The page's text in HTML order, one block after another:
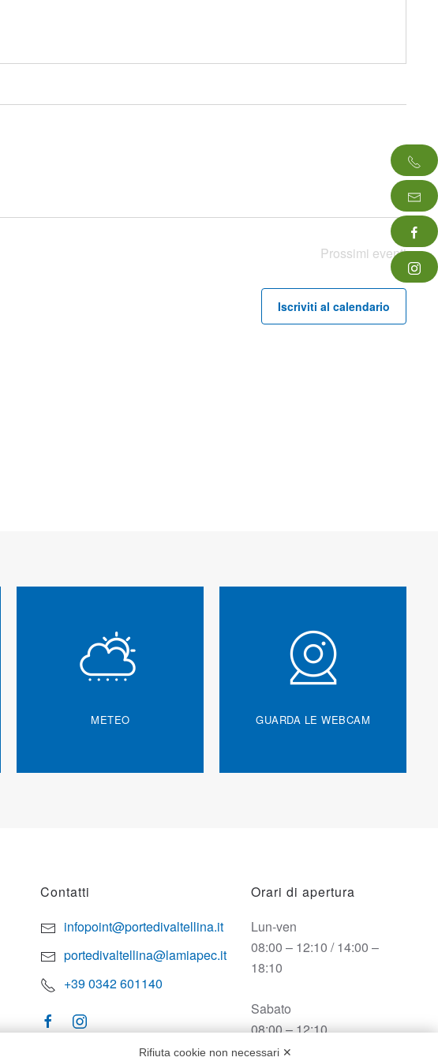
Prossimi eventi
Iscriviti al calendario
METEO GUARDA LE WEBCAM
Contatti
infopoint@portedivaltellina.it
portedivaltellina@lamiapec.it
+39 0342 601140
Orari di apertura
Lun-ven
08:00 – 12:10 / 14:00 –
18:10
Sabato
08:00 – 12:10
Rifiuta cookie non necessari ✕